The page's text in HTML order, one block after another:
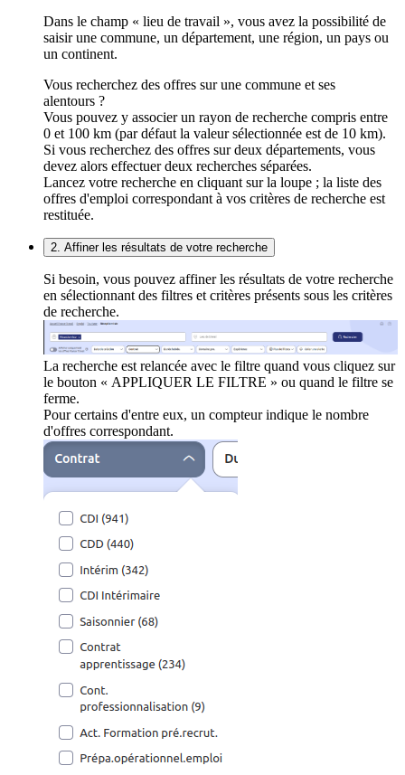
Dans le champ « lieu de travail », vous avez la possibilité de
saisir une commune, un département, une région, un pays ou
un continent.
Vous recherchez des offres sur une commune et ses
alentours ?
Vous pouvez y associer un rayon de recherche compris entre
0 et 100 km (par défaut la valeur sélectionnée est de 10 km).
Si vous recherchez des offres sur deux départements, vous
devez alors effectuer deux recherches séparées.
Lancez votre recherche en cliquant sur la loupe ; la liste des
offres d'emploi correspondant à vos critères de recherche est
restituée.
2. Affiner les résultats de votre recherche
Si besoin, vous pouvez affiner les résultats de votre recherche
en sélectionnant des filtres et critères présents sous les critères
de recherche.
La recherche est relancée avec le filtre quand vous cliquez sur
le bouton « APPLIQUER LE FILTRE » ou quand le filtre se
ferme.
Pour certains d'entre eux, un compteur indique le nombre
d'offres correspondant.